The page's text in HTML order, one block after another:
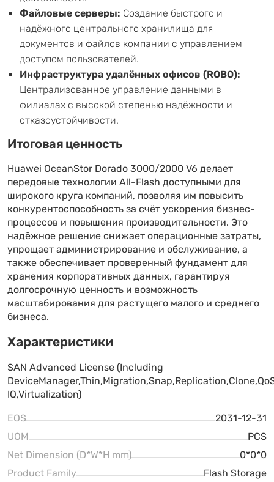
Файловые серверы: Создание быстрого и
надёжного центрального хранилища для
документов и файлов компании с управлением
доступом пользователей.
Инфраструктура удалённых офисов (ROBO):
Централизованное управление данными в
филиалах с высокой степенью надёжности и
отказоустойчивости.
Итоговая ценность
Huawei OceanStor Dorado 3000/2000 V6 делает
передовые технологии All-Flash доступными для
широкого круга компаний, позволяя им повысить
конкурентоспособность за счёт ускорения бизнес-
процессов и повышения производительности. Это
надёжное решение снижает операционные затраты,
упрощает администрирование и обслуживание, а
также обеспечивает проверенный фундамент для
хранения корпоративных данных, гарантируя
долгосрочную ценность и возможность
масштабирования для растущего малого и среднего
бизнеса.
Характеристики
SAN Advanced License (Including
IQ,Virtualization)
EOS
2031-12-31
UOM
PCS
Net Dimension (D*W*H mm)
0*0*0
Product Family
Flash Storage